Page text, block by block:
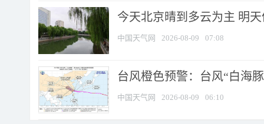
今天北京晴到多云为主 明
中国天气网 2026-08-09 07:08
台风橙色预警：台风“白海
中国天气网 2026-08-09 06:10